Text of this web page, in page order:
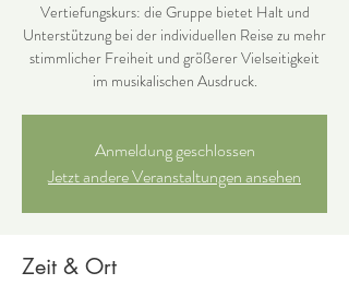
Vertiefungskurs: die Gruppe bietet Halt und
Unterstützung bei der individuellen Reise zu mehr
stimmlicher Freiheit und größerer Vielseitigkeit
im musikalischen Ausdruck.
Anmeldung geschlossen
Jetzt andere Veranstaltungen ansehen
Zeit & Ort